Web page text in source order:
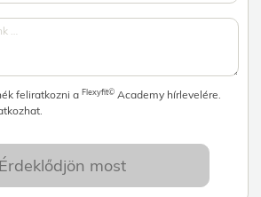
feliratkozni aFlexyfit© Academy hírlevelére.
Érdeklődjön most